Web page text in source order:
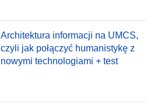
Architektura informacji na UMCS,
czyli jak połączyć humanistykę z
nowymi technologiami + test